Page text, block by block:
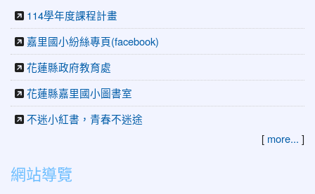
114學年度課程計畫
嘉里國小紛絲專頁(facebook)
花蓮縣政府教育處
花蓮縣嘉里國小圖書室
不迷小紅書，青春不迷途
[ more... ]
網站導覽